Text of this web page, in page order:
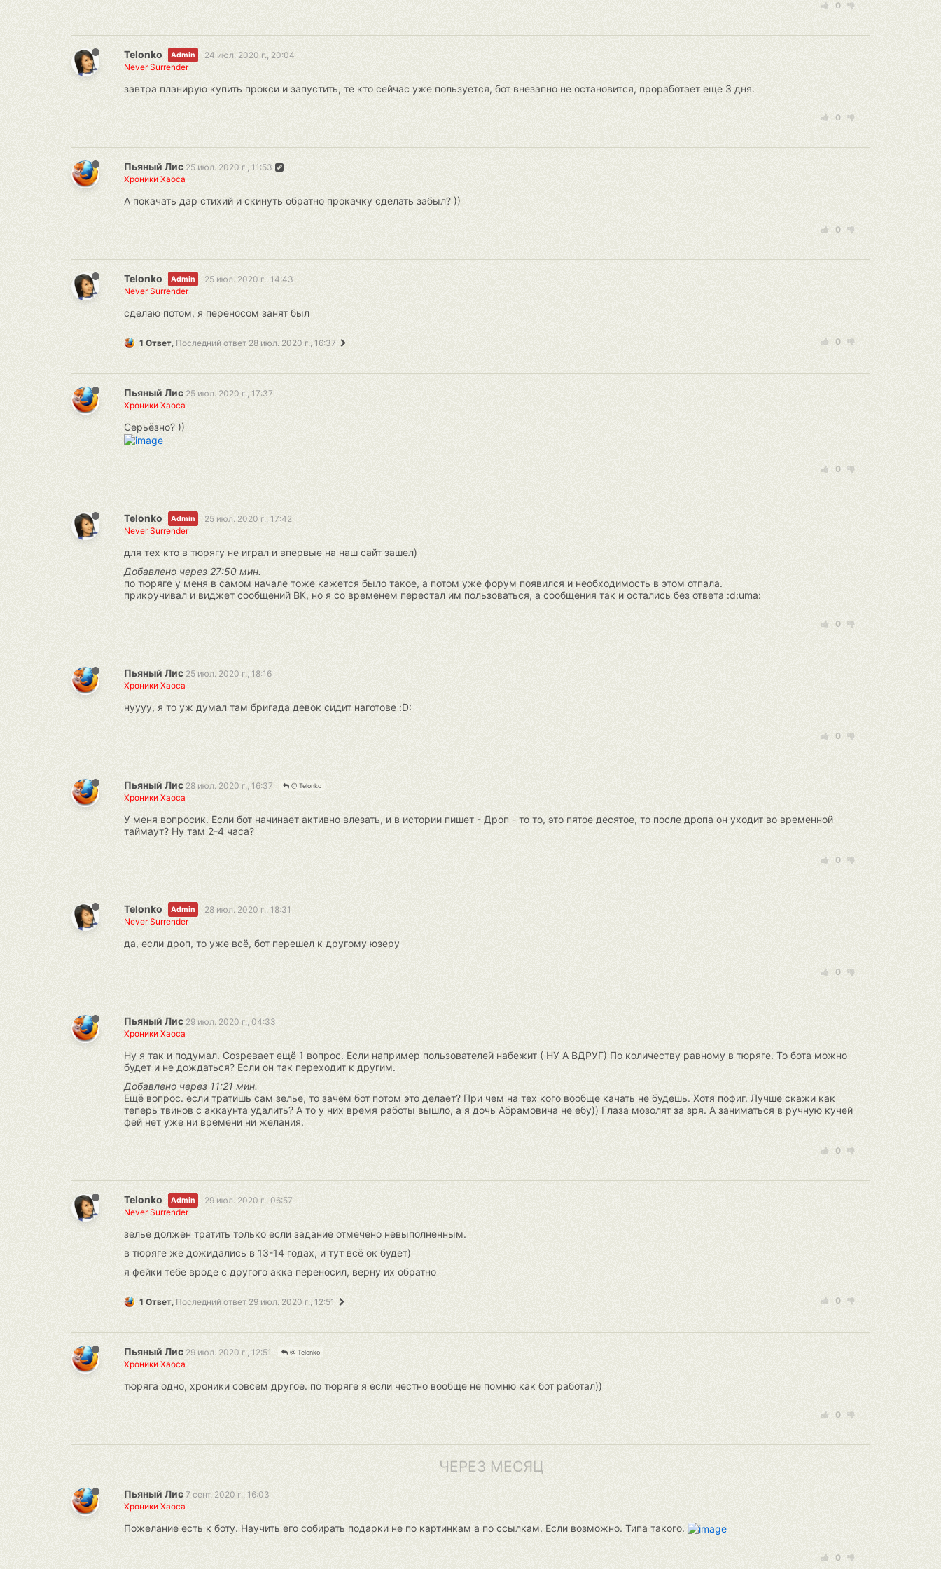
0
Telonko Admin
24 июл. 2020 г., 20:04
Never Surrender
завтра планирую купить прокси и запустить, те кто сейчас уже пользуется, бот внезапно не остановится, проработает еще 3 дня.
0
Пьяный Лис 25 июл. 2020 г., 11:53
Хроники Хаоса
А покачать дар стихий и скинуть обратно прокачку сделать забыл? ))
0
Telonko Admin
25 июл. 2020 г., 14:43
Never Surrender
сделаю потом, я переносом занят был
0
1 Ответ Последний ответ 28 июл. 2020 г., 16:37
Пьяный Лис 25 июл. 2020 г., 17:37
Хроники Хаоса
Серьёзно? ))
0
Telonko Admin
25 июл. 2020 г., 17:42
Never Surrender
для тех кто в тюрягу не играл и впервые на наш сайт зашел)
Добавлено через 27:50 мин.
по тюряге у меня в самом начале тоже кажется было такое, а потом уже форум появился и необходимость в этом отпала.
прикручивал и виджет сообщений ВК, но я со временем перестал им пользоваться, а сообщения так и остались без ответа :d:uma:
0
Пьяный Лис 25 июл. 2020 г., 18:16
Хроники Хаоса
нуууу, я то уж думал там бригада девок сидит наготове :D:
0
Пьяный Лис 28 июл. 2020 г., 16:37 @ Telonko
Хроники Хаоса
У меня вопросик. Если бот начинает активно влезать, и в истории пишет - Дроп - то то, это пятое десятое, то после дропа он уходит во временной
таймаут? Ну там 2-4 часа?
0
Telonko Admin
28 июл. 2020 г., 18:31
Never Surrender
да, если дроп, то уже всё, бот перешел к другому юзеру
0
Пьяный Лис 29 июл. 2020 г., 04:33
Хроники Хаоса
Ну я так и подумал. Созревает ещё 1 вопрос. Если например пользователей набежит ( НУ А ВДРУГ) По количеству равному в тюряге. То бота можно
будет и не дождаться? Если он так переходит к другим.
Добавлено через 11:21 мин.
Ещё вопрос. если тратишь сам зелье, то зачем бот потом это делает? При чем на тех кого вообще качать не будешь. Хотя пофиг. Лучше скажи как
теперь твинов с аккаунта удалить? А то у них время работы вышло, а я дочь Абрамовича не ебу)) Глаза мозолят за зря. А заниматься в ручную кучей
фей нет уже ни времени ни желания.
0
Telonko Admin
29 июл. 2020 г., 06:57
Never Surrender
зелье должен тратить только если задание отмечено невыполненным.
в тюряге же дожидались в 13-14 годах, и тут всё ок будет)
я фейки тебе вроде с другого акка переносил, верну их обратно
0
1 Ответ, Последний ответ 29 июл. 2020 г., 12:51
Пьяный Лис 29 июл. 2020 г., 12:51 @ Telonko
Хроники Хаоса
тюряга одно, хроники совсем другое. по тюряге я если честно вообще не помню как бот работал))
0
ЧЕРЕЗ МЕСЯЦ
Пьяный Лис 7 сент. 2020 г., 16:03
Хроники Хаоса
Пожелание есть к боту. Научить его собирать подарки не по картинкам а по ссылкам. Если возможно. Типа такого.
0